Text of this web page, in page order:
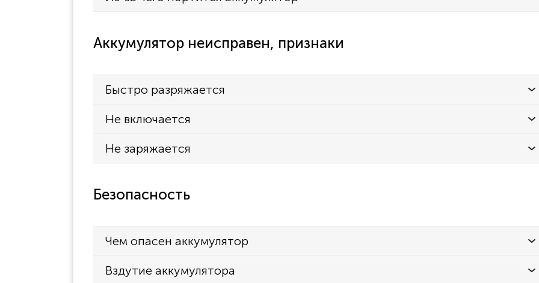
Аккумулятор неисправен, признаки
Быстро разряжается
Не включается
Не заряжается
Безопасность
Чем опасен аккумулятор
Вздутие аккумулятора